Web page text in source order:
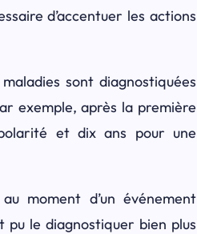
d’accentuer les actions
sont diagnostiquées
exemple, après la première
et dix ans pour une
moment d’un événement
pu le diagnostiquer bien plus